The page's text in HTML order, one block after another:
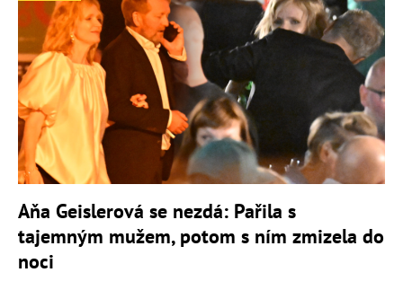
Aňa Geislerová se nezdá: Pařila s
tajemným mužem, potom s ním zmizela do
noci